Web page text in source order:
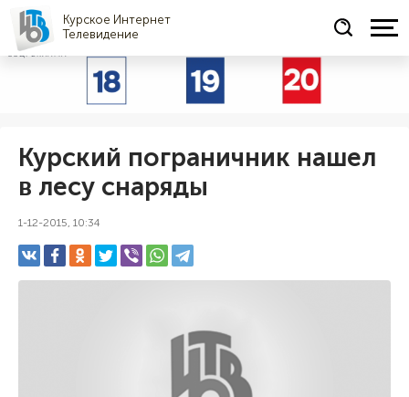
Курское Интернет
Телевидение
СОЦРЕКЛАМА
Курский пограничник нашел
в лесу снаряды
1-12-2015, 10:34